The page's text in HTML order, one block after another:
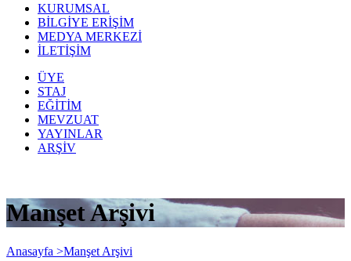
KURUMSAL
BİLGİYE ERİŞİM
MEDYA MERKEZİ
İLETİŞİM
ÜYE
STAJ
EĞİTİM
MEVZUAT
YAYINLAR
ARŞİV
Manşet Arşivi
Anasayfa >Manşet Arşivi